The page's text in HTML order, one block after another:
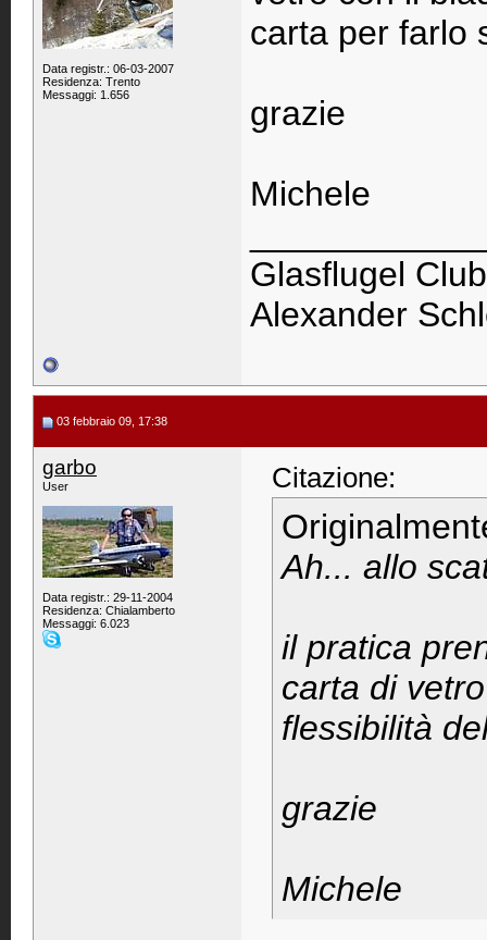
Data registr.: 06-03-2007
Residenza: Trento
Messaggi: 1.656
carta per farlo
grazie
Michele
Glasflugel
Alexander
03 febbraio 09, 17:38
garbo
User
Data registr.: 29-11-2004
Residenza: Chialamberto
Messaggi: 6.023
Citazione:
Ah... allo
il pratica
carta di
flessibilità
grazie
Michele